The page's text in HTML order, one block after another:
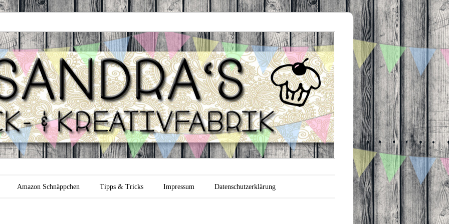
Backfabrik
Amazon Schnäppchen Tipps & Tricks Impressum Datenschutzerklärung